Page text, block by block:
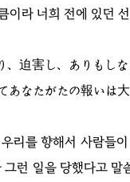
이라 너희 전에 있던
、迫害し、ありもし
あなたがたの報いは
리를 향해서 사람들
런 일을 당했다고